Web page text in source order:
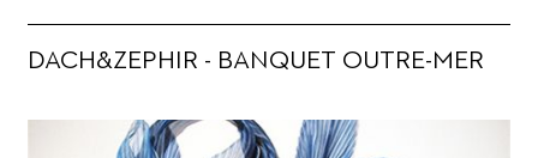
DACH&ZEPHIR - BANQUET OUTRE-MER